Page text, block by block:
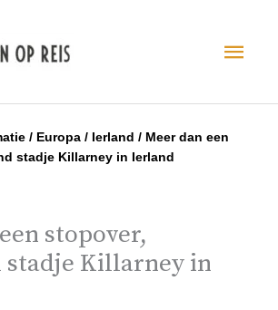
/ Europa / Ierland / Meer dan een
stadje Killarney in Ierland
stopover,
stadje Killarney in